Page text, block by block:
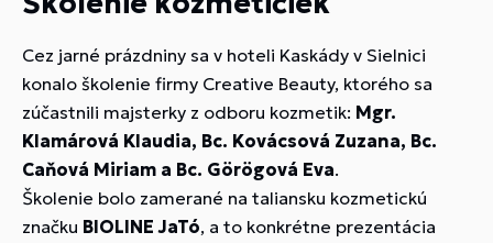
Cez jarné prázdniny sa v hoteli Kaskády v Sielnici
konalo školenie firmy Creative Beauty, ktorého sa
zúčastnili majsterky z odboru kozmetik: Mgr.
Klamárová Klaudia, Bc. Kovácsová Zuzana, Bc.
Caňová Miriam a Bc. Görögová Eva.
Školenie bolo zamerané na taliansku kozmetickú
značku BIOLINE JaTó, a to konkrétne prezentácia